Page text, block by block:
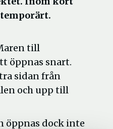
till
öppnas snart.
sidan från
och upp till
öppnas dock inte